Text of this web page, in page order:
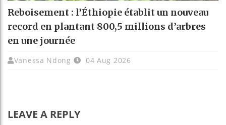
Reboisement : l’Éthiopie établit un nouveau
record en plantant 800,5 millions d’arbres
en une journée
Vanessa Ndong 04 Aug 2026
LEAVE A REPLY